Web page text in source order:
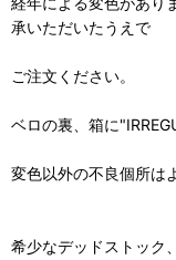
承いただいたうえで
ご注文ください。
ベロの裏、箱に
変色以外の不良個所は
希少なデッドストック